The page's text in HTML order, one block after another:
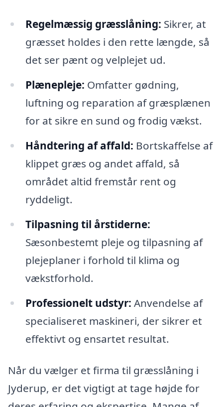
Regelmæssig græsslåning: Sikrer, at
græsset holdes i den rette længde, så
det ser pænt og velplejet ud.
Plænepleje: Omfatter gødning,
luftning og reparation af græsplænen
for at sikre en sund og frodig vækst.
Håndtering af affald: Bortskaffelse af
klippet græs og andet affald, så
området altid fremstår rent og
ryddeligt.
Tilpasning til årstiderne:
Sæsonbestemt pleje og tilpasning af
plejeplaner i forhold til klima og
vækstforhold.
Professionelt udstyr: Anvendelse af
specialiseret maskineri, der sikrer et
effektivt og ensartet resultat.
Når du vælger et firma til græsslåning i
Jyderup, er det vigtigt at tage højde for